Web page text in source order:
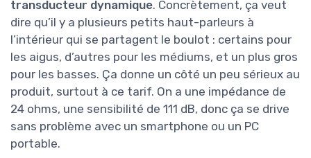
transducteur dynamique. Concrètement, ça veut
dire qu’il y a plusieurs petits haut-parleurs à
l’intérieur qui se partagent le boulot : certains pour
les aigus, d’autres pour les médiums, et un plus gros
pour les basses. Ça donne un côté un peu sérieux au
produit, surtout à ce tarif. On a une impédance de
24 ohms, une sensibilité de 111 dB, donc ça se drive
sans problème avec un smartphone ou un PC
portable.